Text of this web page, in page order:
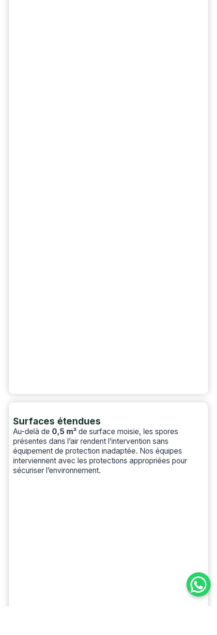
Surfaces étendues
Au-delà de 0,5 m² de surface moisie, les spores
présentes dans l’air rendent l’intervention sans
équipement de protection inadaptée. Nos équipes
interviennent avec les protections appropriées pour
sécuriser l’environnement.